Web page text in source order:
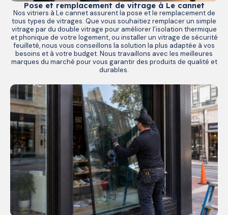
Pose et remplacement de vitrage à Le cannet
Nos vitriers à Le cannet assurent la pose et le remplacement de
tous types de vitrages. Que vous souhaitiez remplacer un simple
vitrage par du double vitrage pour améliorer l’isolation thermique
et phonique de votre logement, ou installer un vitrage de sécurité
feuilleté, nous vous conseillons la solution la plus adaptée à vos
besoins et à votre budget. Nous travaillons avec les meilleures
marques du marché pour vous garantir des produits de qualité et
durables.